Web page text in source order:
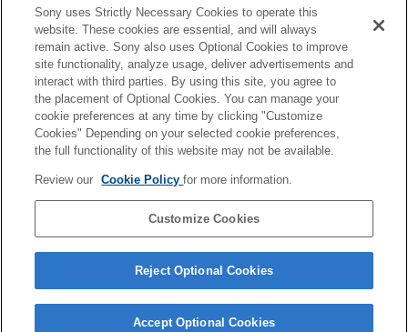
背景をぼかして撮影する（ぼけ効果）
撮影モードを利用する
画像サイズを変更する
その他のカメラ設定
おサイフケータイ®
Sony uses Strictly Necessary Cookies to operate this
website. These cookies are essential, and will always
remain active. Sony also uses Optional Cookies to improve
site functionality, analyze usage, deliver advertisements and
interact with third parties. By using this site, you agree to
the placement of Optional Cookies. You can manage your
cookie preferences at any time by clicking "Customize
Cookies" Depending on your selected cookie preferences,
the full functionality of this website may not be available.
Review our Cookie Policyfor more information.
Customize Cookies
Reject Optional Cookies
Accept Optional Cookies